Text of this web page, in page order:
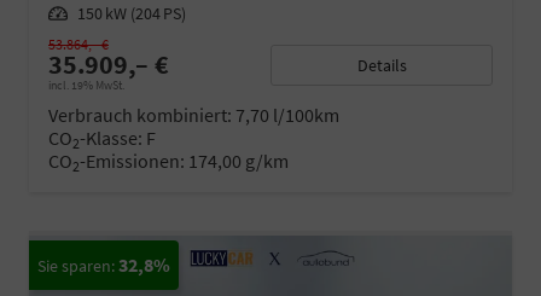
Leistung 150 kW (204 PS)
35.909,– €
incl. 19% MwSt.
53.864,– €
Details
Verbrauch kombiniert: 7,70 l/100km
CO2-Klasse: F
CO2-Emissionen: 174,00 g/km
32,8%